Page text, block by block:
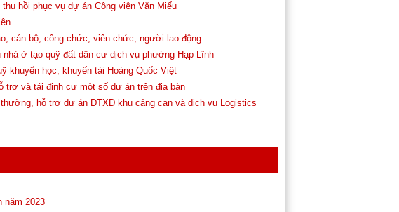
hồi phục vụ dự án Công viên Văn Miếu
cán bộ, công chức, viên chức, người lao động
ở tạo quỹ đất dân cư dịch vụ phường Hạp Lĩnh
khuyến học, khuyến tài Hoàng Quốc Việt
trợ và tái định cư một số dự án trên địa bàn
hỗ trợ dự án ĐTXD khu cảng cạn và dịch vụ Logistics
năm 2023